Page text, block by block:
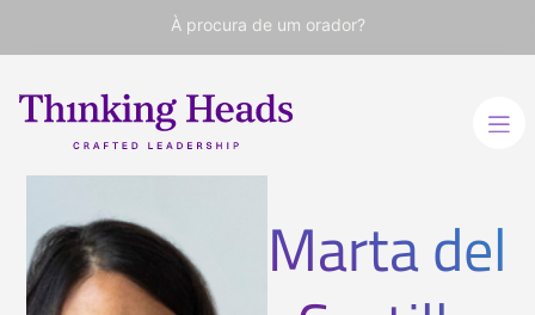
À procura de um orador?
Marta del